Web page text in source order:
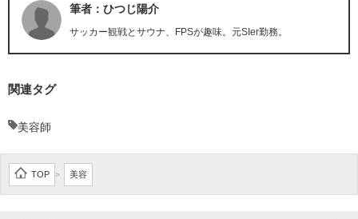
筆者：ひつじ陽介
サッカー観戦とサウナ、FPSが趣味。元SIer勤務。
関連タグ
美容師
TOP > 美容